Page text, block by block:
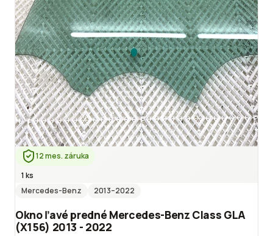
12 mes. záruka
1 ks
Mercedes-Benz
2013–2022
Okno ľavé predné Mercedes-Benz Class GLA
(X156) 2013 - 2022